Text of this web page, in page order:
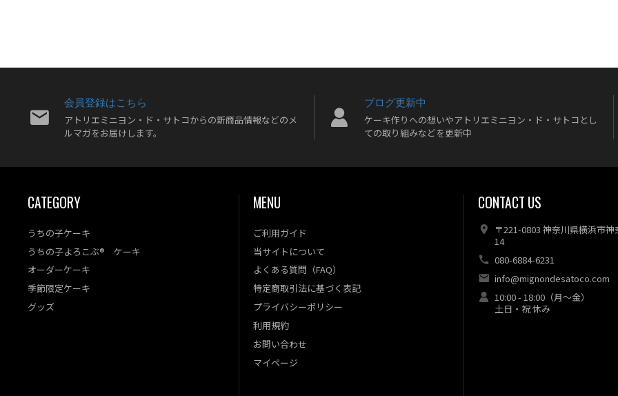
会員登録はこちら
アトリエミニヨン・ド・サトコからの新商品情報などのメ
ルマガをお届けします。
ブログ更新中
ケーキ作りへの想いやアトリエミニヨン・ド・サトコとし
ての取り組みなどを更新中
CATEGORY
うちの子ケーキ
うちの子よろこぶ® ケーキ
オーダーケーキ
季節限定ケーキ
グッズ
MENU
ご利用ガイド
当サイトについて
よくある質問（FAQ）
特定商取引法に基づく表記
プライバシーポリシー
利用規約
お問い合わせ
マイページ
CONTACT US
〒221-0803 神奈川県横浜市
14
080-6884-6231
info@mignondesatoco.com
10:00 - 18:00（月～金）
土日・祝 休み